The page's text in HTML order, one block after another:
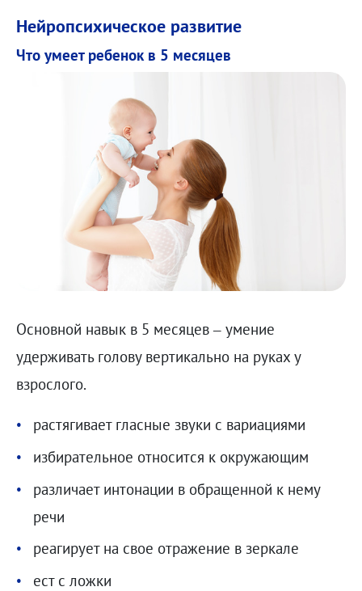
Нейропсихическое развитие
Что умеет ребенок в 5 месяцев
Основной навык в 5 месяцев – умение
удерживать голову вертикально на руках у
взрослого.
растягивает гласные звуки с вариациями
избирательное относится к окружающим
различает интонации в обращенной к нему
речи
реагирует на свое отражение в зеркале
ест с ложки